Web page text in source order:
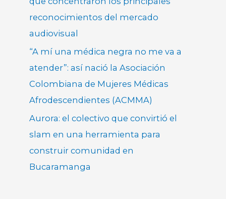
reconocimientos del mercado
audiovisual
“A mí una médica negra no me va a
atender”: así nació la Asociación
Colombiana de Mujeres Médicas
Afrodescendientes (ACMMA)
Aurora: el colectivo que convirtió el
slam en una herramienta para
construir comunidad en
Bucaramanga